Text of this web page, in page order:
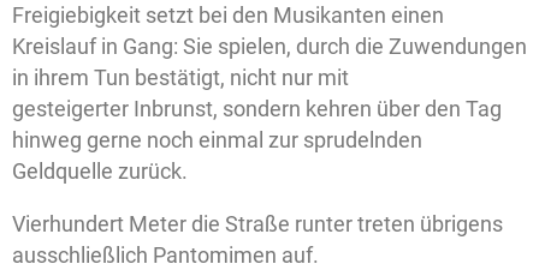
Freigiebigkeit setzt bei den Musikanten einen
Kreislauf in Gang: Sie spielen, durch die Zuwendungen
in ihrem Tun bestätigt, nicht nur mit
gesteigerter Inbrunst, sondern kehren über den Tag
hinweg gerne noch einmal zur sprudelnden
Geldquelle zurück.
Vierhundert Meter die Straße runter treten übrigens
ausschließlich Pantomimen auf.